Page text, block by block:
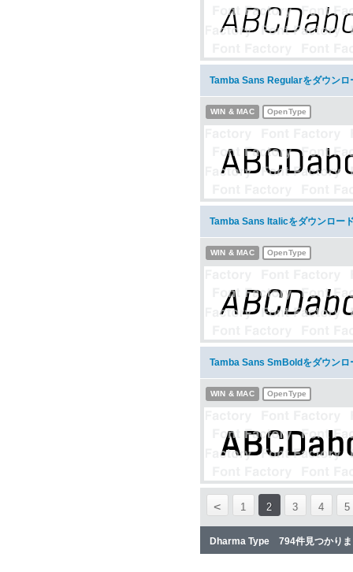
Tamba Sans Regularをダウンロ
WIN & MAC OpenType
Tamba Sans Italicをダウンロー
WIN & MAC OpenType
Tamba Sans SmBoldをダウンロ
WIN & MAC OpenType
< 1 2 3 4 5
Dharma Type 794件見つかり